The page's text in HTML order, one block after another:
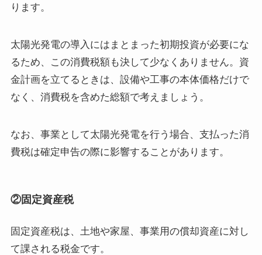
ります。
太陽光発電の導入にはまとまった初期投資が必要にな
るため、この消費税額も決して少なくありません。資
金計画を立てるときは、設備や工事の本体価格だけで
なく、消費税を含めた総額で考えましょう。
なお、事業として太陽光発電を行う場合、支払った消
費税は確定申告の際に影響することがあります。
②固定資産税
固定資産税は、土地や家屋、事業用の償却資産に対し
て課される税金です。